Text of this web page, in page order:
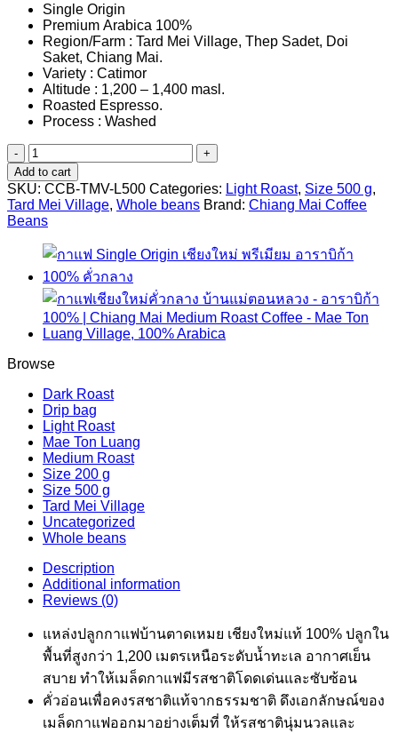
Single Origin
Premium Arabica 100%
Region/Farm : Tard Mei Village, Thep Sadet, Doi
Saket, Chiang Mai.
Variety : Catimor
Altitude : 1,200 – 1,400 masl.
Roasted Espresso.
Process : Washed
Whole
Beans,
Tard
Mei
Village,
Light
Roast
(500g)
quantity
Add to cart
SKU: CCB-TMV-L500 Categories: Light Roast, Size 500 g,
Tard Mei Village, Whole beans Brand: Chiang Mai Coffee
Beans
Browse
Dark Roast
Drip bag
Light Roast
Mae Ton Luang
Medium Roast
Size 200 g
Size 500 g
Tard Mei Village
Uncategorized
Whole beans
Description
Additional information
Reviews (0)
แหล่งปลูกกาแฟบ้านตาดเหมย เชียงใหม่แท้ 100% ปลูกใน
พื้นที่สูงกว่า 1,200 เมตรเหนือระดับน้ำทะเล อากาศเย็น
สบาย ทำให้เมล็ดกาแฟมีรสชาติโดดเด่นและซับซ้อน
คั่วอ่อนเพื่อคงรสชาติแท้จากธรรมชาติ ดึงเอกลักษณ์ของ
เมล็ดกาแฟออกมาอย่างเต็มที่ ให้รสชาตินุ่มนวลและ